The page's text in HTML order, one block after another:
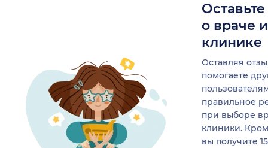
о враче
клинике
Оставляя
помогаете
правильное
при выборе
клиники.
вы получите